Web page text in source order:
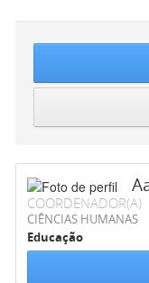
COORDENADOR(A)
CIÊNCIAS HUMANAS
Educação